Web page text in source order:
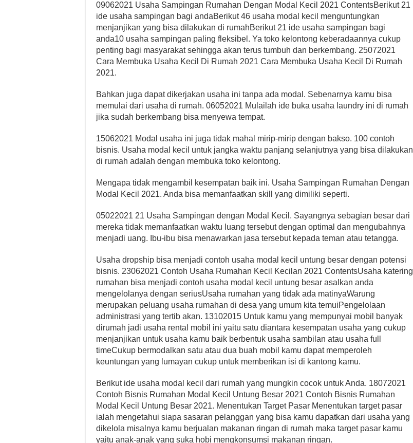
09062021 Usaha Sampingan Rumahan Dengan Modal Kecil 2021 ContentsBerikut 21
ide usaha sampingan bagi andaBerikut 46 usaha modal kecil menguntungkan
menjanjikan yang bisa dilakukan di rumahBerikut 21 ide usaha sampingan bagi
anda10 usaha sampingan paling fleksibel. Ya toko kelontong keberadaannya cukup
penting bagi masyarakat sehingga akan terus tumbuh dan berkembang. 25072021
Cara Membuka Usaha Kecil Di Rumah 2021 Cara Membuka Usaha Kecil Di Rumah
2021.
Bahkan juga dapat dikerjakan usaha ini tanpa ada modal. Sebenarnya kamu bisa
memulai dari usaha di rumah. 06052021 Mulailah ide buka usaha laundry ini di rumah
jika sudah berkembang bisa menyewa tempat.
15062021 Modal usaha ini juga tidak mahal mirip-mirip dengan bakso. 100 contoh
bisnis. Usaha modal kecil untuk jangka waktu panjang selanjutnya yang bisa dilakukan
di rumah adalah dengan membuka toko kelontong.
Mengapa tidak mengambil kesempatan baik ini. Usaha Sampingan Rumahan Dengan
Modal Kecil 2021. Anda bisa memanfaatkan skill yang dimiliki seperti.
05022021 21 Usaha Sampingan dengan Modal Kecil. Sayangnya sebagian besar dari
mereka tidak memanfaatkan waktu luang tersebut dengan optimal dan mengubahnya
menjadi uang. Ibu-ibu bisa menawarkan jasa tersebut kepada teman atau tetangga.
Usaha dropship bisa menjadi contoh usaha modal kecil untung besar dengan potensi
bisnis. 23062021 Contoh Usaha Rumahan Kecil Kecilan 2021 ContentsUsaha katering
rumahan bisa menjadi contoh usaha modal kecil untung besar asalkan anda
mengelolanya dengan seriusUsaha rumahan yang tidak ada matinyaWarung
merupakan peluang usaha rumahan di desa yang umum kita temuiPengelolaan
administrasi yang tertib akan. 13102015 Untuk kamu yang mempunyai mobil banyak
dirumah jadi usaha rental mobil ini yaitu satu diantara kesempatan usaha yang cukup
menjanjikan untuk usaha kamu baik berbentuk usaha sambilan atau usaha full
timeCukup bermodalkan satu atau dua buah mobil kamu dapat memperoleh
keuntungan yang lumayan cukup untuk memberikan isi di kantong kamu.
Berikut ide usaha modal kecil dari rumah yang mungkin cocok untuk Anda. 18072021
Contoh Bisnis Rumahan Modal Kecil Untung Besar 2021 Contoh Bisnis Rumahan
Modal Kecil Untung Besar 2021. Menentukan Target Pasar Menentukan target pasar
ialah mengetahui siapa sasaran pelanggan yang bisa kamu dapatkan dari usaha yang
dikelola misalnya kamu berjualan makanan ringan di rumah maka target pasar kamu
yaitu anak-anak yang suka hobi mengkonsumsi makanan ringan.